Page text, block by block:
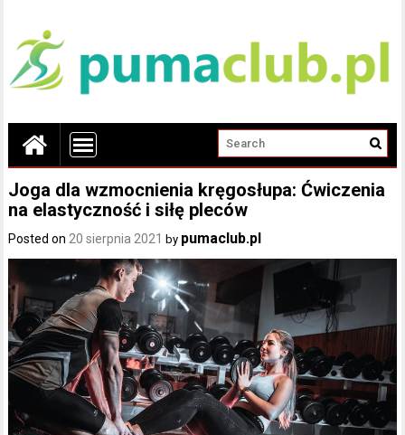
Joga dla wzmocnienia kręgosłupa: Ćwiczenia
na elastyczność i siłę pleców
Posted on20 sierpnia 2021 by pumaclub.pl